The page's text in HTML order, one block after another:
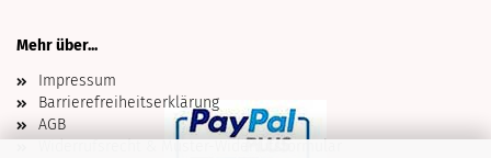
Mehr über...
Impressum
Barrierefreiheitserklärung
AGB